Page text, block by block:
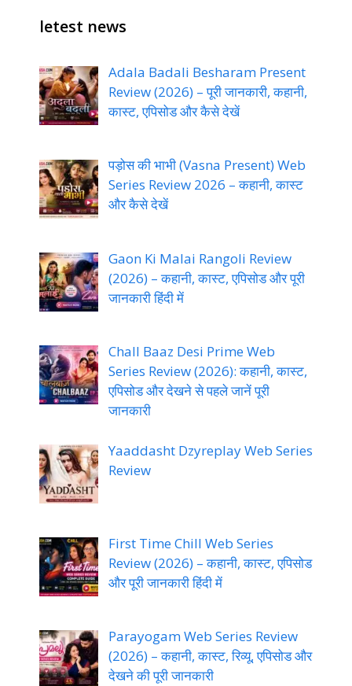
letest news
Adala Badali Besharam Present
Review (2026) – पूरी जानकारी, कहानी,
कास्ट, एपिसोड और कैसे देखें
पड़ोस की भाभी (Vasna Present) Web
Series Review 2026 – कहानी, कास्ट
और कैसे देखें
Gaon Ki Malai Rangoli Review
(2026) – कहानी, कास्ट, एपिसोड और पूरी
जानकारी हिंदी में
Chall Baaz Desi Prime Web
Series Review (2026): कहानी, कास्ट,
एपिसोड और देखने से पहले जानें पूरी
जानकारी
Yaaddasht Dzyreplay Web Series
Review
First Time Chill Web Series
Review (2026) – कहानी, कास्ट, एपिसोड
और पूरी जानकारी हिंदी में
Parayogam Web Series Review
(2026) – कहानी, कास्ट, रिव्यू, एपिसोड और
देखने की पूरी जानकारी